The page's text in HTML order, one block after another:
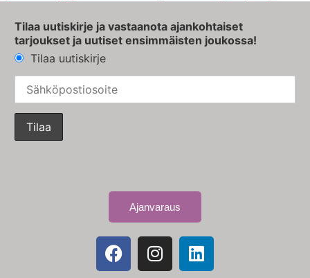
Tilaa uutiskirje ja vastaanota ajankohtaiset
tarjoukset ja uutiset ensimmäisten joukossa!
Tilaa uutiskirje
Ajanvaraus